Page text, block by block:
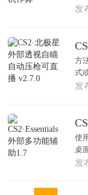
发
方法: 1.管理员权限运行辅助 2.启动
发
使用说明 打开游
桌
发